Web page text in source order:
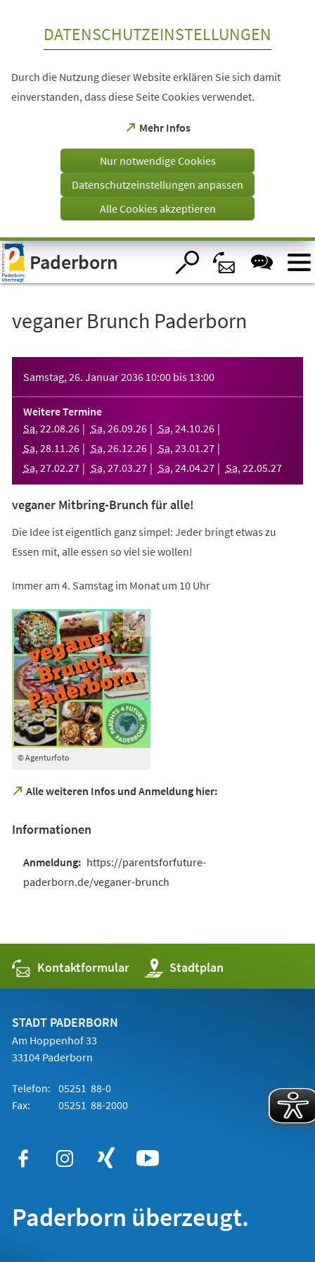
Visuelle
Assistenzsoftware
öffnen.
DATENSCHUTZEINSTELLUNGEN
Durch die Nutzung dieser Website erklären Sie sich damit
einverstanden, dass diese Seite Cookies verwendet.
Mehr Infos
(Öffnet
einem
Tab)
Nur notwendige Cookies
Datenschutzeinstellungen anpassen
Alle Cookies akzeptieren
Paderborn
veganer Brunch Paderborn
Samstag, 26. Januar 2036 10:00 bis 13:00
Weitere Termine
Sa, 22.08.26 Sa, 26.09.26 Sa, 24.10.26
Sa, 28.11 .26 Sa, 26.12.26 Sa, 23.01 .27
Sa, 27.02.27 Sa, 27.03.27 Sa, 24.04.27 Sa, 22.05.27
veganer Mitbring-Brunch für alle!
Die Idee ist eigentlich ganz simpel: Jeder bringt etwas zu
Essen mit, alle essen so viel sie wollen!
Immer am 4. Samstag im Monat um 10 Uhr
© Agenturfoto
Alle weiteren Infos und Anmeldung hier:
(Öffnet
neuen
Informationen
https://parentsforfuture-
paderborn.de/veganer-brunch
Kontaktformular Stadtplan
(Öffnet
in
einem
STADT PADERBORN
Am Hoppenhof 33
33104 Paderborn
Telefon: 05251 88-0
Fax:
05251 88-2000
Paderborn überzeugt.